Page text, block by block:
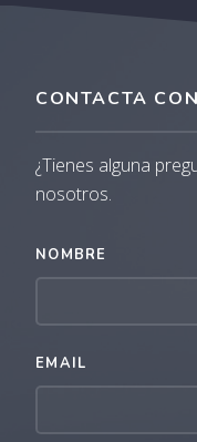
CONTACTA
¿Tienes alguna
nosotros.
NOMBRE
EMAIL